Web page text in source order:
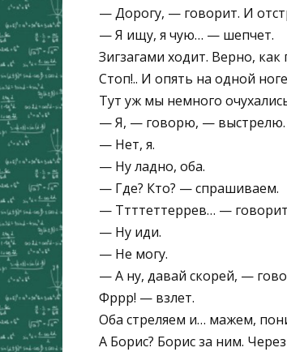
— Дорогу, — говорит. И
— Я ищу, я чую… — шепчет.
Зигзагами ходит. Верно,
Стоп!.. И опять на одной
Тут уж мы немного
— Я, — говорю, — выстрелю.
— Нет, я.
— Ну ладно, оба.
— Где? Кто? — спрашиваем.
— Ттттеттеррев… —
— Ну иди.
— Не могу.
— А ну, давай скорей, —
Фррр! — взлет.
Оба стреляем и… мажем,
А Борис? Борис за ним.